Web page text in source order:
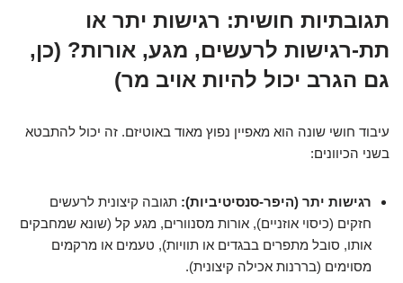
תגובתיות חושית: רגישות יתר או
תת-רגישות לרעשים, מגע, אורות? (כן,
גם הגרב יכול להיות אויב מר)
עיבוד חושי שונה הוא מאפיין נפוץ מאוד באוטיזם. זה יכול להתבטא
בשני הכיוונים:
רגישות יתר (היפר-סנסיטיביות): תגובה קיצונית לרעשים
חזקים (כיסוי אוזניים), אורות מסנוורים, מגע קל (שונא שמחבקים
אותו, סובל מתפרים בבגדים או תוויות), טעמים או מרקמים
מסוימים (בררנות אכילה קיצונית).